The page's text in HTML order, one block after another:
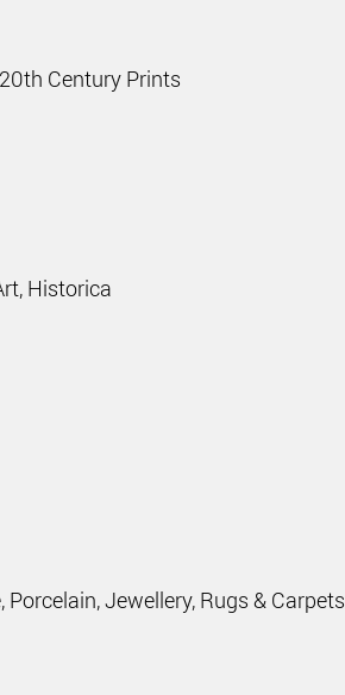
Century Prints
Historica
Jewellery, Rugs & Carpets